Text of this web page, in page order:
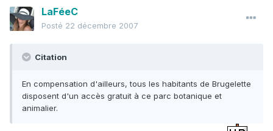
LaFéeC
Posté 22 décembre 2007
Citation
En compensation d'ailleurs, tous les habitants de Brugelette
disposent d'un accès gratuit à ce parc botanique et
animalier.